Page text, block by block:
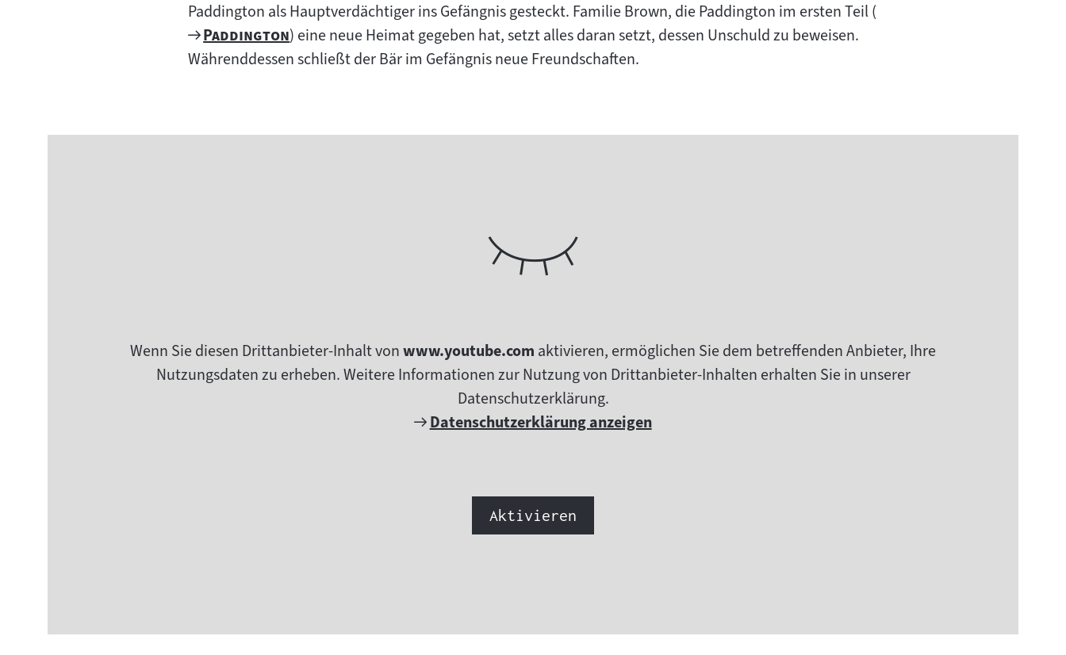
Paddington als Hauptverdächtiger ins Gefängnis gesteckt. Familie Brown, die Paddington im ersten Teil (
Zum
Filmarchiv:
"
Paddington") eine neue Heimat gegeben hat, setzt alles daran setzt, dessen Unschuld zu beweisen.
Währenddessen schließt der Bär im Gefängnis neue Freundschaften.
Wenn Sie diesen Drittanbieter-Inhalt vonwww.youtube.com aktivieren, ermöglichen Sie dem betreffenden Anbieter, Ihre
Nutzungsdaten zu erheben. Weitere Informationen zur Nutzung von Drittanbieter-Inhalten erhalten Sie in unserer
Datenschutzerklärung.
Externer
Datenschutzerklärung anzeigen
Aktivieren